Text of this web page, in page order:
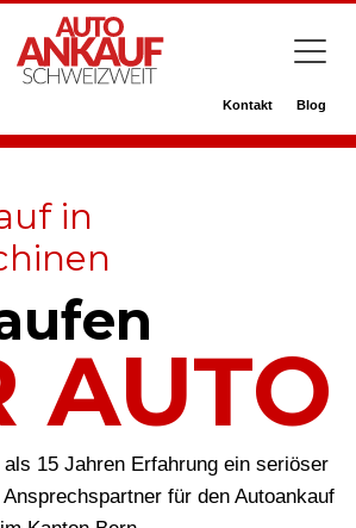
Kontakt Blog
in
AUTO
15 Jahren Erfahrung ein seriöser
für den Autoankauf